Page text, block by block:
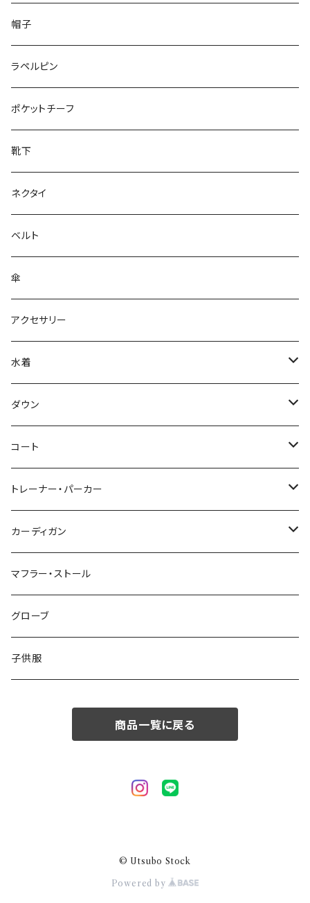
50/XL～
48/L
50/XL～
26cm～
27cm～
28cm～
帽子
ラペルピン
ポケットチーフ
靴下
ネクタイ
ベルト
傘
アクセサリー
水着
～44/S
46/M
48/L
50/XL～
ダウン
～44/S
46/M
48/L
50/XL～
コート
～44/S
46/M
48/L
50/XL～
トレーナー・パーカー
～44/S
46/M
48/L
50/XL～
カーディガン
～44/S
46/M
48/L
マフラー・ストール
グローブ
子供服
商品一覧に戻る
© Utsubo Stock
Powered by